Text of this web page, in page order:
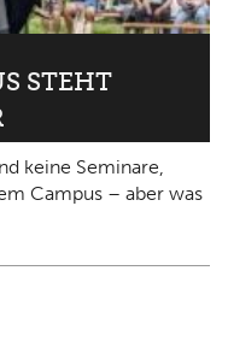
STEHT
keine Seminare,
Campus – aber was